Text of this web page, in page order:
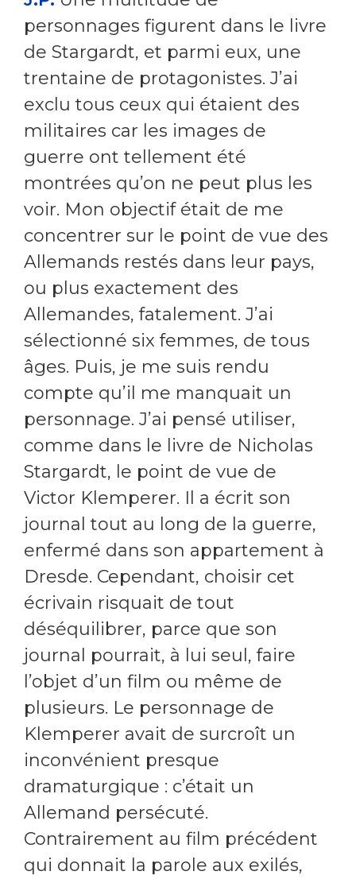
personnages figurent dans le livre
de Stargardt, et parmi eux, une
trentaine de protagonistes. J’ai
exclu tous ceux qui étaient des
militaires car les images de
guerre ont tellement été
montrées qu’on ne peut plus les
voir. Mon objectif était de me
concentrer sur le point de vue des
Allemands restés dans leur pays,
ou plus exactement des
Allemandes, fatalement. J’ai
sélectionné six femmes, de tous
âges. Puis, je me suis rendu
compte qu’il me manquait un
personnage. J’ai pensé utiliser,
comme dans le livre de Nicholas
Stargardt, le point de vue de
Victor Klemperer. Il a écrit son
journal tout au long de la guerre,
enfermé dans son appartement à
Dresde. Cependant, choisir cet
écrivain risquait de tout
déséquilibrer, parce que son
journal pourrait, à lui seul, faire
l’objet d’un film ou même de
plusieurs. Le personnage de
Klemperer avait de surcroît un
inconvénient presque
dramaturgique : c’était un
Allemand persécuté.
Contrairement au film précédent
qui donnait la parole aux exilés,